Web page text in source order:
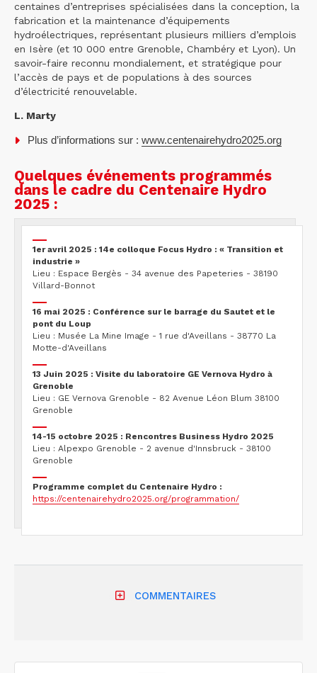
centaines d’entreprises spécialisées dans la conception, la
fabrication et la maintenance d’équipements
hydroélectriques, représentant plusieurs milliers d’emplois
en Isère (et 10 000 entre Grenoble, Chambéry et Lyon). Un
savoir-faire reconnu mondialement, et stratégique pour
l’accès de pays et de populations à des sources
d’électricité renouvelable.
L. Marty
Plus d’informations sur :www.centenairehydro2025.org
Quelques événements programmés
dans le cadre du Centenaire Hydro
2025 :
1er avril 2025 : 14e colloque Focus Hydro : « Transition et
industrie »
Lieu : Espace Bergès - 34 avenue des Papeteries - 38190
Villard-Bonnot
16 mai 2025 : Conférence sur le barrage du Sautet et le
pont du Loup
Lieu : Musée La Mine Image - 1 rue d'Aveillans - 38770 La
Motte-d'Aveillans
13 Juin 2025 : Visite du laboratoire GE Vernova Hydro à
Grenoble
Lieu : GE Vernova Grenoble - 82 Avenue Léon Blum 38100
Grenoble
14-15 octobre 2025 : Rencontres Business Hydro 2025
Lieu : Alpexpo Grenoble - 2 avenue d'Innsbruck - 38100
Grenoble
Programme complet du Centenaire Hydro :
https://centenairehydro2025.org/programmation/
COMMENTAIRES